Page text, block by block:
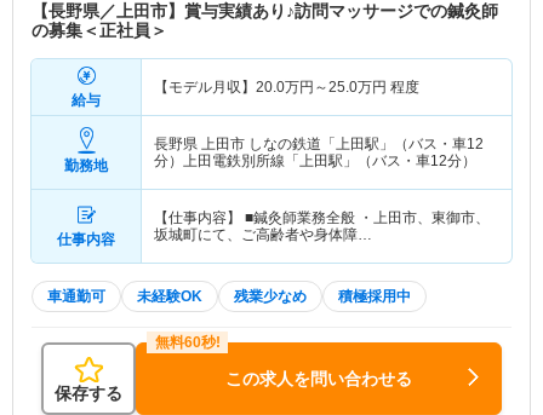
【長野県／上田市】賞与実績あり♪訪問マッサージでの鍼灸師
の募集＜正社員＞
給与
【モデル月収】 20.0万円～25.0万円 程度
勤務地
長野県 上田市 しなの鉄道「上田駅」（バス・車12
分）上田電鉄別所線「上田駅」（バス・車12分）
仕事内容
【仕事内容】 ■鍼灸師業務全般 ・上田市、東御市、
坂城町にて、ご高齢者や身体障…
車通勤可 未経験OK 残業少なめ 積極採用中
保存する
この求人を問い合わせる